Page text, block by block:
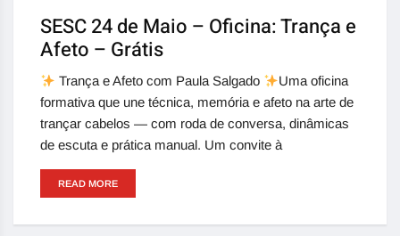
SESC 24 de Maio – Oficina: Trança e
Afeto – Grátis
Trança e Afeto com Paula Salgado
Uma oficina
formativa que une técnica, memória e afeto na arte de
trançar cabelos — com roda de conversa, dinâmicas
de escuta e prática manual. Um convite à
READ MORE